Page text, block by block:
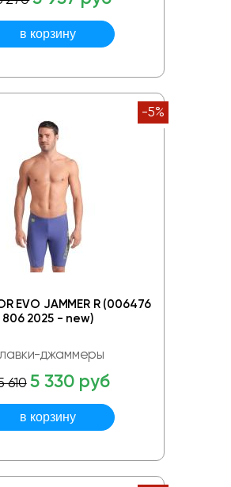
-5%
EVO JAMMER R (006476
806 2025 - new)
джаммеры
610 5 330 руб